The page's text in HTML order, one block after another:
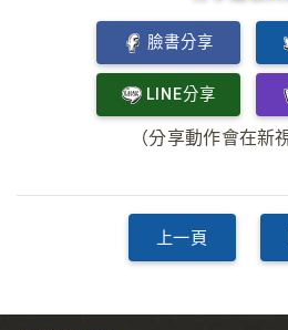
臉書分享
LINE分享
（分享動作會在新
上一頁